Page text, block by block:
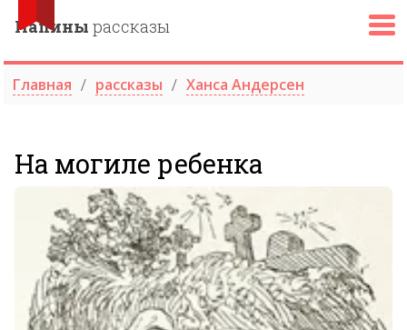
Папины рассказы
Главная рассказы Ханса Андерсен
На могиле ребенка